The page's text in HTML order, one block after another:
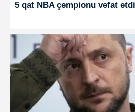
5 qat NBA çempionu vəfat etdi